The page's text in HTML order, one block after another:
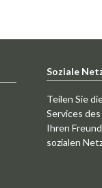
Soziale
Teilen Sie
Services
Ihren
sozialen